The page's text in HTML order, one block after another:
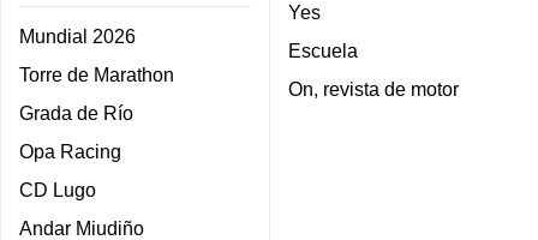
Mundial 2026
Torre de Marathon
Grada de Río
Opa Racing
CD Lugo
Andar Miudiño
Yes
Escuela
On, revista de motor